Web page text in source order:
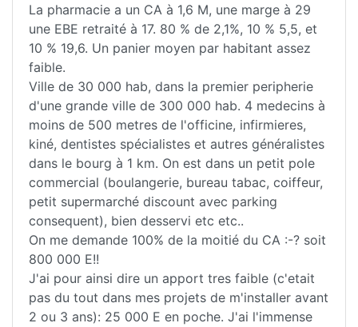
La pharmacie a un CA à 1,6 M, une marge à 29
une EBE retraité à 17. 80 % de 2,1%, 10 % 5,5, et
10 % 19,6. Un panier moyen par habitant assez
faible.
Ville de 30 000 hab, dans la premier peripherie
d'une grande ville de 300 000 hab. 4 medecins à
moins de 500 metres de l'officine, infirmieres,
kiné, dentistes spécialistes et autres généralistes
dans le bourg à 1 km. On est dans un petit pole
commercial (boulangerie, bureau tabac, coiffeur,
petit supermarché discount avec parking
consequent), bien desservi etc etc..
On me demande 100% de la moitié du CA :-? soit
800 000 E!!
J'ai pour ainsi dire un apport tres faible (c'etait
pas du tout dans mes projets de m'installer avant
2 ou 3 ans): 25 000 E en poche. J'ai l'immense